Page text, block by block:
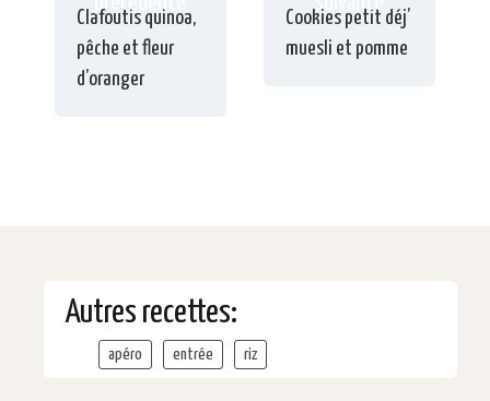
Clafoutis quinoa,
pêche et fleur
d’oranger
Cookies petit déj’
muesli et pomme
Autres recettes:
apéro entrée riz